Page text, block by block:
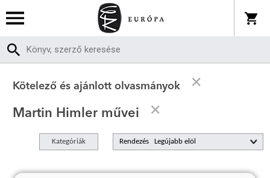
Kötelező és ajánlott olvasmányok
Martin Himler művei
Kategóriák Rendezés